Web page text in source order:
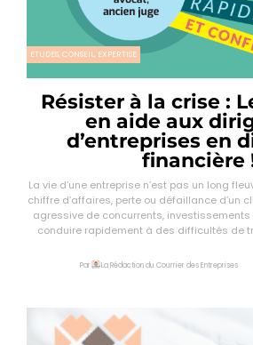
ETUDES, CONSEIL, EXPERTISE
Résister à la crise :
en aide aux
d’entreprises en
financière
La vie d’une entreprise n’est pas un long
chiffre d’affaires, perte ou défaillance d’un
agressive de concurrents,
conduire rapidement à des difficultés de
d'Auvergne : « De nombreuses
Par La Rédaction du Courrier des Entreprises